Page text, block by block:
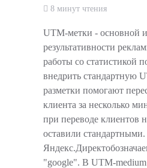
8 минут чтения
UTM-метки - основной
результативности
работы со статистикой
внедрить стандартную
разметки помогают
клиента за несколько
при переводе клиентов
оставили
"google". В UTM-